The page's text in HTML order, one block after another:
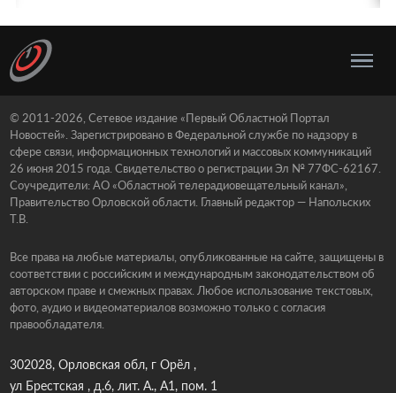
© 2011-2026, Сетевое издание «Первый Областной Портал
Новостей». Зарегистрировано в Федеральной службе по надзору в
сфере связи, информационных технологий и массовых коммуникаций
26 июня 2015 года. Свидетельство о регистрации Эл № 77ФС-62167.
Соучредители: АО «Областной телерадиовещательный канал»,
Правительство Орловской области. Главный редактор — Напольских
Т.В.
Все права на любые материалы, опубликованные на сайте, защищены в
соответствии с российским и международным законодательством об
авторском праве и смежных правах. Любое использование текстовых,
фото, аудио и видеоматериалов возможно только с согласия
правообладателя.
302028, Орловская обл, г Орёл ,
ул Брестская , д.6, лит. А., А1, пом. 1